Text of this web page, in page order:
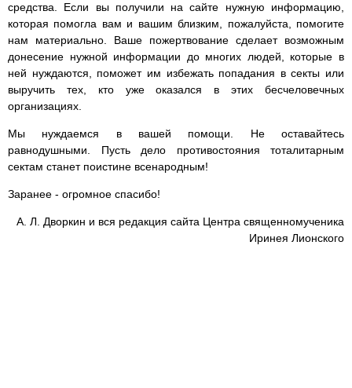
средства. Если вы получили на сайте нужную информацию,
которая помогла вам и вашим близким, пожалуйста, помогите
нам материально. Ваше пожертвование сделает возможным
донесение нужной информации до многих людей, которые в
ней нуждаются, поможет им избежать попадания в секты или
выручить тех, кто уже оказался в этих бесчеловечных
организациях.
Мы нуждаемся в вашей помощи. Не оставайтесь
равнодушными. Пусть дело противостояния тоталитарным
сектам станет поистине всенародным!
Заранее - огромное спасибо!
А. Л. Дворкин и вся редакция сайта Центра священномученика
Иринея Лионского